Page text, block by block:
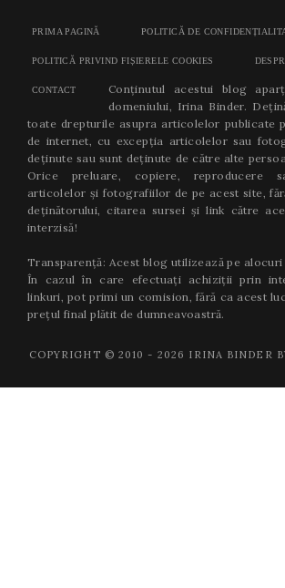
PRIMA PAGINĂ POLITICĂ DE
POLITICĂ PRIVIND FIȘIERELE COOKIES
CONTACT
Conținutul acestui blog
domeniului, Irina Binder.
toate drepturile asupra articolelor publicate
de internet, cu excepția articolelor sau
deținute sau sunt deținute de către alte
Orice preluare, copiere, reproducere
articolelor și fotografiilor de pe acest site,
deținătorului, citarea sursei și link către
interzisă!
Transparență: Acest blog utilizează pe
În cazul în care efectuați achiziții prin
linkuri, pot primi un comision, fără ca acest
prețul final plătit de dumneavoastră.
COPYRIGHT © 2010 - 2026 IRINA BINDER